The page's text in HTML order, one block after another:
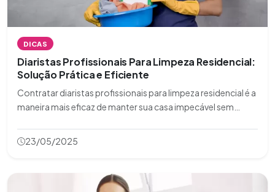
DICAS
Diaristas Profissionais Para Limpeza Residencial:
Solução Prática e Eficiente
Contratar diaristas profissionais para limpeza residencial é a
maneira mais eficaz de manter sua casa impecável sem
Esses especialistas oferecem serviços personalizados,
garantindo higiene, organizaç
23/05/2025